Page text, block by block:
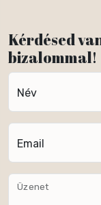
Kérdésed
bizalommal!
Név
Email
Üzenet